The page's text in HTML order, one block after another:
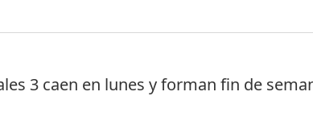
3 caen en lunes y forman fin de